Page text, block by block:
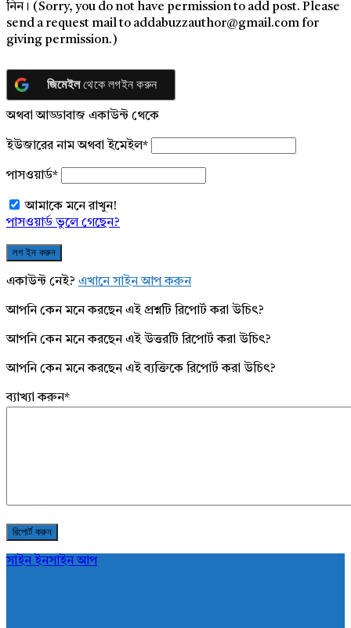
নিন। (Sorry, you do not have permission to add post. Please
send a request mail to addabuzzauthor@gmail.com for
giving permission.)
জিমেইলথেকে লগইন করুন
অথবা আড্ডাবাজ একাউন্ট থেকে
ইউজারের নাম অথবা ইমেইল*
পাসওয়ার্ড*
আমাকে মনে রাখুন!
পাসওয়ার্ড ভুলে গেছেন?
একাউন্ট নেই? এখানে সাইন আপ করুন
আপনি কেন মনে করছেন এই প্রশ্নটি রিপোর্ট করা উচিৎ?
আপনি কেন মনে করছেন এই উত্তরটি রিপোর্ট করা উচিৎ?
আপনি কেন মনে করছেন এই ব্যক্তিকে রিপোর্ট করা উচিৎ?
ব্যাখ্যা করুন*
সাইন ইনসাইন আপ